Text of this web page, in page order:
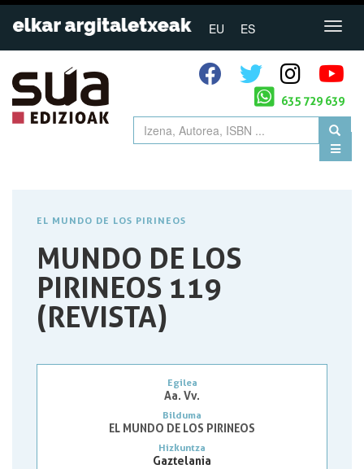
EU ES
635 729 639
EL MUNDO DE LOS PIRINEOS
MUNDO DE LOS
PIRINEOS 119
(REVISTA)
Egilea
Aa. Vv.
Bilduma
EL MUNDO DE LOS PIRINEOS
Hizkuntza
Gaztelania